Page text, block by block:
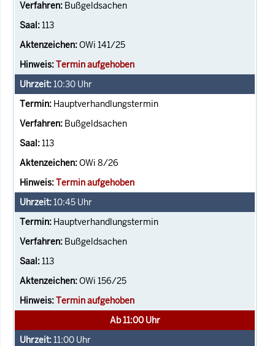
Bußgeldsachen
113
OWi 141/25
Termin aufgehoben
10:30 Uhr
Hauptverhandlungstermin
Bußgeldsachen
113
OWi 8/26
Termin aufgehoben
10:45 Uhr
Hauptverhandlungstermin
Bußgeldsachen
113
OWi 156/25
Termin aufgehoben
Ab 11:00 Uhr
11:00 Uhr